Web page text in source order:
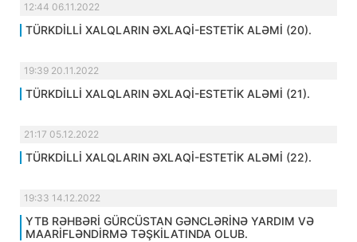
12:44 06.11.2022
TÜRKDİLLİ XALQLARIN ƏXLAQİ-ESTETİK ALƏMİ (20).
19:39 20.11.2022
TÜRKDİLLİ XALQLARIN ƏXLAQİ-ESTETİK ALƏMİ (21).
21:17 05.12.2022
TÜRKDİLLİ XALQLARIN ƏXLAQİ-ESTETİK ALƏMİ (22).
19:33 14.12.2022
YTB RƏHBƏRİ GÜRCÜSTAN GƏNCLƏRİNƏ YARDIM VƏ
MAARİFLƏNDİRMƏ TƏŞKİLATINDA OLUB.